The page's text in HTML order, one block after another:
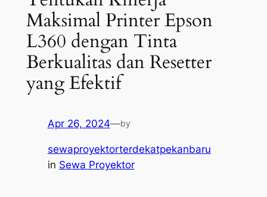
Maksimal Printer Epson
L360 dengan Tinta
Berkualitas dan Resetter
yang Efektif
Apr 26, 2024—by
sewaproyektorterdekatpekanbaru
in Sewa Proyektor